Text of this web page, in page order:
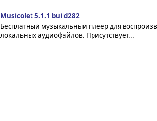
Musicolet 5.1.1 build282
Бесплатный музыкальный плеер для
локальных аудиофайлов. Присутствует...